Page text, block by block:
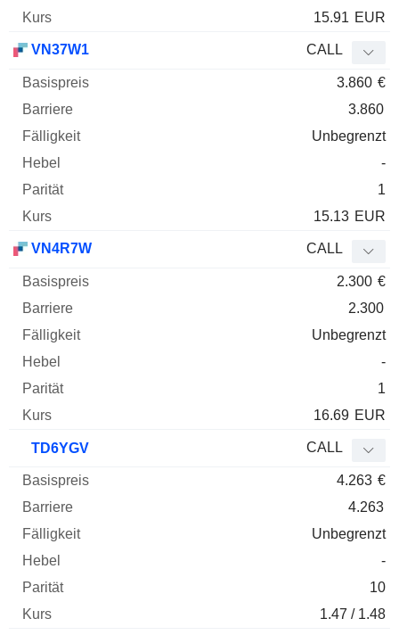
15.91 EUR
VN37W1 CALL
3.860 €
3.860
Unbegrenzt
-
1
15.13 EUR
VN4R7W CALL
2.300 €
2.300
Unbegrenzt
-
1
16.69 EUR
TD6YGV CALL
4.263 €
4.263
Unbegrenzt
-
10
1.47 / 1.48